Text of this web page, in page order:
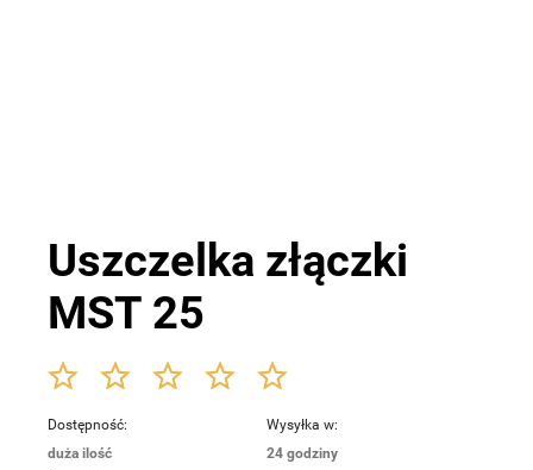
Uszczelka złączki
MST 25
Dostępność:
duża ilość
Wysyłka w:
24 godziny